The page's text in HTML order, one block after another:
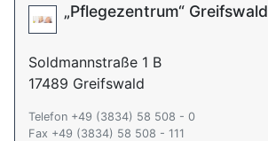
„Pflegezentrum“ Greifswald
Soldmannstraße 1 B
17489 Greifswald
Telefon +49 (3834) 58 508 - 0
Fax +49 (3834) 58 508 - 111